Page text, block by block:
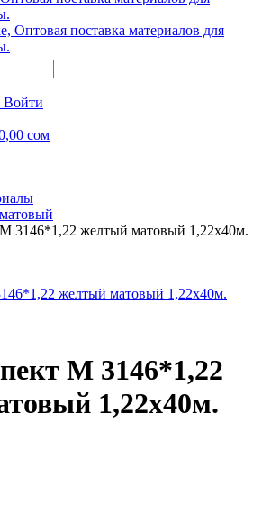
Войти
сом
3146*1,22 желтый матовый 1,22х40м.
M 3146*1,22
1,22х40м.